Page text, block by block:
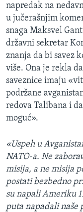
napredak na
u jučerašnjim
snaga Maksvel
državni sekretar
znanja da bi savez
više. Ona je rekla
saveznice imaju
podržane
redova Talibana i
moguć».
«Uspeh u
NATO-a. Ne
misija, a ne misija
postati bezbedno
su napali Ameriku
puta napadali naše